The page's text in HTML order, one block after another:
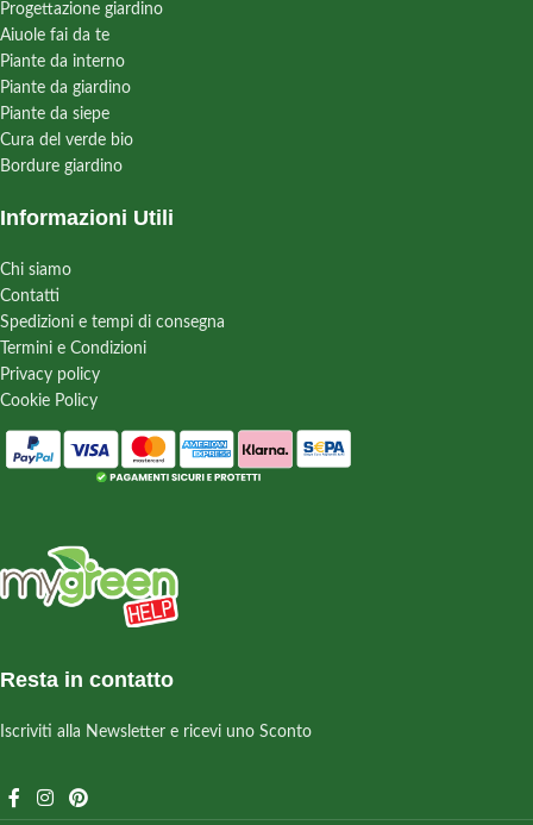
Progettazione giardino
Aiuole fai da te
Piante da interno
Piante da giardino
Piante da siepe
Cura del verde bio
Bordure giardino
Informazioni Utili
Chi siamo
Contatti
Spedizioni e tempi di consegna
Termini e Condizioni
Privacy policy
Cookie Policy
Resta in contatto
Iscriviti alla Newsletter e ricevi uno Sconto